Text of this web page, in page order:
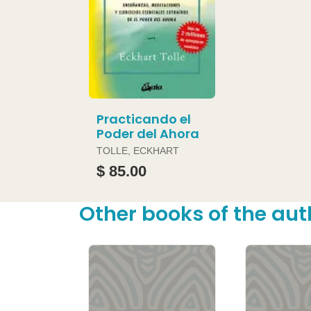
Practicando el
Poder del Ahora
TOLLE, ECKHART
$ 85.00
Other books of the